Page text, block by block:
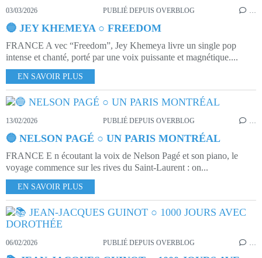
03/03/2026 PUBLIÉ DEPUIS OVERBLOG
🔵 JEY KHEMEYA ○ FREEDOM
FRANCE A vec “Freedom”, Jey Khemeya livre un single pop
intense et chanté, porté par une voix puissante et magnétique....
EN SAVOIR PLUS
13/02/2026 PUBLIÉ DEPUIS OVERBLOG …
🔵 NELSON PAGÉ ○ UN PARIS MONTRÉAL
FRANCE E n écoutant la voix de Nelson Pagé et son piano, le
voyage commence sur les rives du Saint-Laurent : on...
EN SAVOIR PLUS
06/02/2026 PUBLIÉ DEPUIS OVERBLOG …